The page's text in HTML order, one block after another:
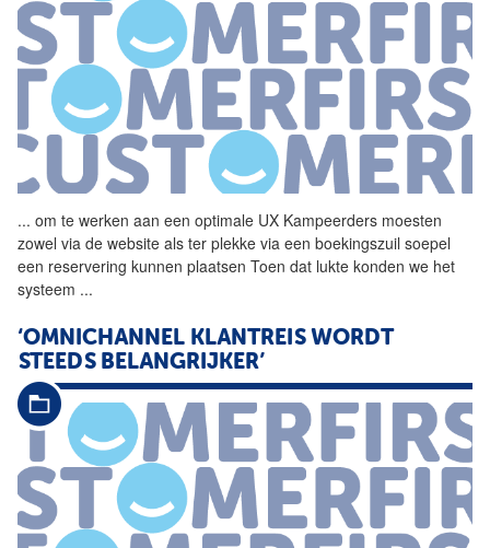
... om te werken aan een optimale UX Kampeerders moesten
zowel via de website als ter plekke via een boekingszuil soepel
een reservering kunnen plaatsen Toen dat lukte konden we het
systeem ...
‘OMNICHANNEL KLANTREISWORDT
STEEDS BELANGRIJKER’